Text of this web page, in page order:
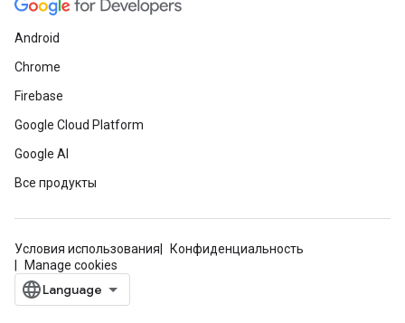
Android
Chrome
Firebase
Google Cloud Platform
Google AI
Все продукты
Условия использования
Конфиденциальность
Manage cookies